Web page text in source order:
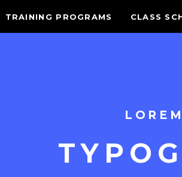
TRAINING PROGRAMS CLASS